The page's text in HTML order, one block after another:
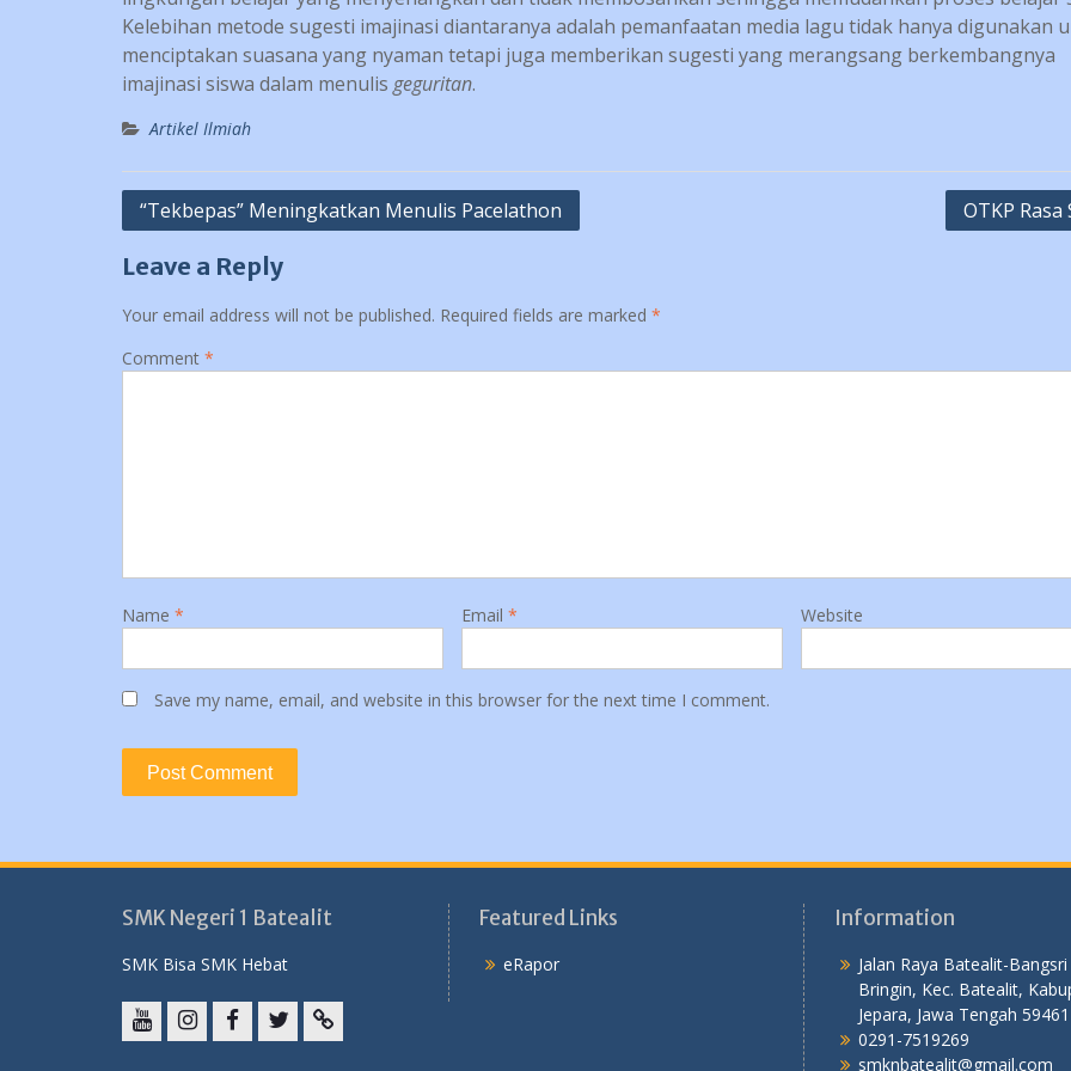
Kelebihan metode sugesti imajinasi diantaranya adalah pemanfaatan media lagu tidak hanya digunakan
menciptakan suasana yang nyaman tetapi juga memberikan sugesti yang merangsang berkembangnya
imajinasi siswa dalam menulis geguritan.
Artikel Ilmiah
Post
“Tekbepas” Meningkatkan Menulis Pacelathon OTKP Rasa
Leave a Reply
Your email address will not be published. Required fields are marked *
Comment *
Name * Email * Website
Save my name, email, and website in this browser for the next time I comment.
SMK Negeri 1 Batealit
SMK Bisa SMK Hebat
Featured Links
eRapor
Information
Jalan Raya Batealit-
Bringin, Kec. Batealit,
Jepara, Jawa Tengah 59461
0291-7519269
smknbatealit@gmail.com